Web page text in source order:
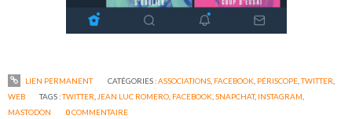
LIEN PERMANENT CATÉGORIES :ASSOCIATIONS, FACEBOOK, PÉRISCOPE,TWITTER,
WEB
TAGS :TWITTER,JEAN LUC ROMERO, FACEBOOK,SNAPCHAT, INSTAGRAM,
MASTODON
0COMMENTAIRE